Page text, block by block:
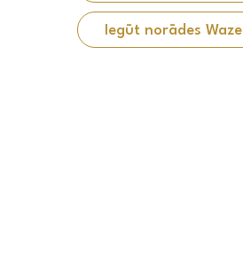
Iegūt norādes Waze